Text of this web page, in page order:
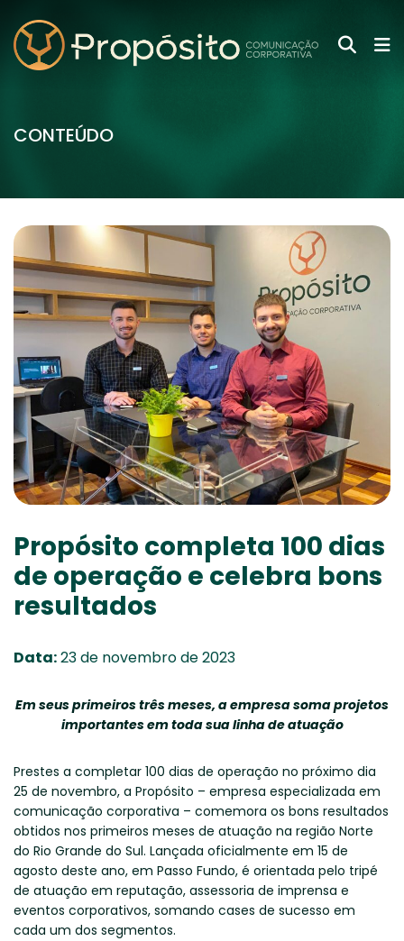
CONTEÚDO
Propósito completa 100 dias
de operação e celebra bons
resultados
Data:23 de novembro de 2023
Em seus primeiros três meses, a empresa soma projetos
importantes em toda sua linha de atuação
Prestes a completar 100 dias de operação no próximo dia
25 de novembro, a Propósito – empresa especializada em
comunicação corporativa – comemora os bons resultados
obtidos nos primeiros meses de atuação na região Norte
do Rio Grande do Sul. Lançada oficialmente em 15 de
agosto deste ano, em Passo Fundo, é orientada pelo tripé
de atuação em reputação, assessoria de imprensa e
eventos corporativos, somando cases de sucesso em
cada um dos segmentos.